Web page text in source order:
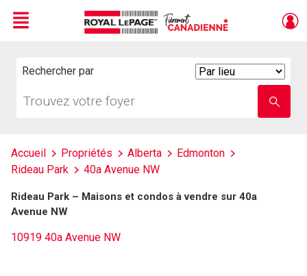
Menu
Rechercher par
votre
nom
Accueil Propriétés Alberta
Edmonton
Rideau Park
40a Avenue NW
Rideau Park – Maisons et condos à vendre sur 40a
Avenue NW
10919 40a Avenue NW